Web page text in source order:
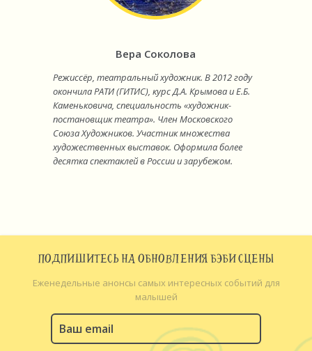
Вера Соколова
Режиссёр, театральный художник. В 2012 году
окончила РАТИ (ГИТИС), курс Д.А. Крымова и Е.Б.
Каменьковича, специальность «художник-
постановщик театра». Член Московского
Союза Художников. Участник множества
художественных выставок. Оформила более
десятка спектаклей в России и зарубежом.
ПОДПИШИТЕСЬ НА ОБНОВЛЕНИЯ БЭБИ СЦЕНЫ
Еженедельные анонсы самых интересных событий для
малышей